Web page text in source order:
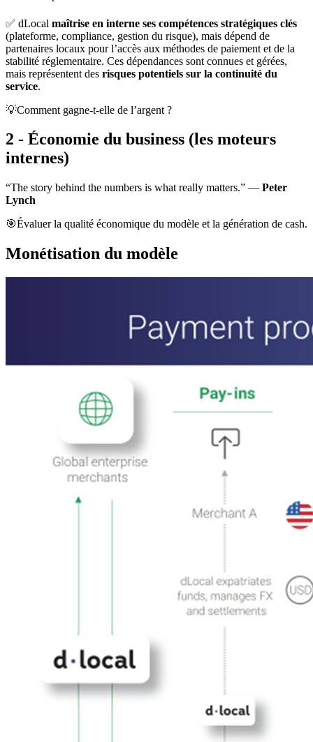
✅ dLocal maîtrise en interne ses compétences stratégiques clés
(plateforme, compliance, gestion du risque), mais dépend de
partenaires locaux pour l’accès aux méthodes de paiement et de la
stabilité réglementaire. Ces dépendances sont connues et gérées,
mais représentent des risques potentiels sur la continuité du
service.
💡Comment gagne-t-elle de l’argent ?
2 - Économie du business (les moteurs
internes)
“The story behind the numbers is what really matters.” — Peter
Lynch
🎯Évaluer la qualité économique du modèle et la génération de cash.
Monétisation du modèle